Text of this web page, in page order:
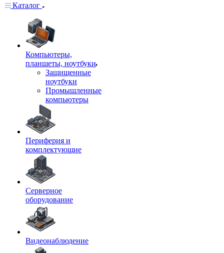
Каталог
Компьютеры,
планшеты, ноутбуки
Защищенные
ноутбуки
Промышленные
компьютеры
Периферия и
комплектующие
Серверное
оборудование
Видеонаблюдение